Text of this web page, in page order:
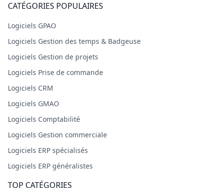
CATÉGORIES POPULAIRES
Logiciels GPAO
Logiciels Gestion des temps & Badgeuse
Logiciels Gestion de projets
Logiciels Prise de commande
Logiciels CRM
Logiciels GMAO
Logiciels Comptabilité
Logiciels Gestion commerciale
Logiciels ERP spécialisés
Logiciels ERP généralistes
TOP CATÉGORIES